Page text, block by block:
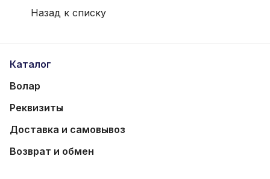
Назад к списку
Каталог
Волар
Реквизиты
Доставка и самовывоз
Возврат и обмен